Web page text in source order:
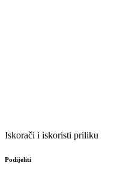
Iskorači i iskoristi priliku
Podijeliti